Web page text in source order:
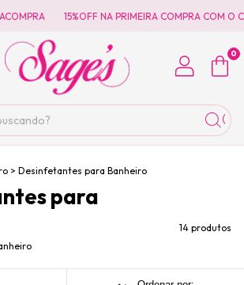
15%OFF NA PRIMEIRA COMPRA COM O
0
> Desinfetantes para Banheiro
para
14 produtos